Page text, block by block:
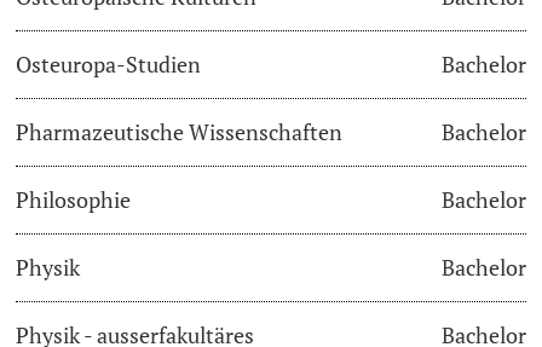
Osteuropa-Studien Bachelor
Pharmazeutische Wissenschaften Bachelor
Philosophie Bachelor
Physik Bachelor
Physik - ausserfakultäres
Bachelor